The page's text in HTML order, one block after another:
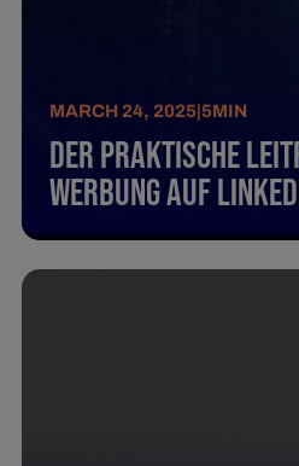
MARCH 24, 2025 |5MIN
Der praktische
Werbung auf